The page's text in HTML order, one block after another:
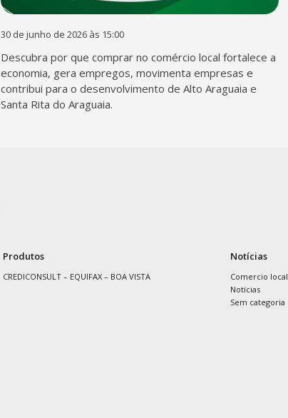
30 de junho de 2026 às 15:00
Descubra por que comprar no comércio local fortalece a
economia, gera empregos, movimenta empresas e
contribui para o desenvolvimento de Alto Araguaia e
Santa Rita do Araguaia.
Produtos
CREDICONSULT – EQUIFAX – BOA VISTA
Notícias
Comercio local
Notícias
Sem categoria